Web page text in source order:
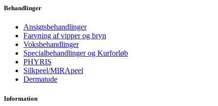
Behandlinger
Ansigtsbehandlinger
Farvning af vipper og bryn
Voksbehandlinger
Specialbehandlinger og Kurforløb
PHYRIS
Silkpeel/MIRApeel
Dermatude
Information